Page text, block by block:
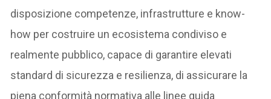
disposizione competenze, infrastrutture e know-
how per costruire un ecosistema condiviso e
realmente pubblico, capace di garantire elevati
standard di sicurezza e resilienza, di assicurare la
piena conformità normativa alle linee guida